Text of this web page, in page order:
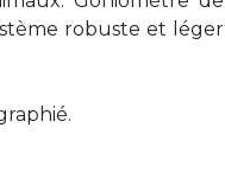
robuste et léger